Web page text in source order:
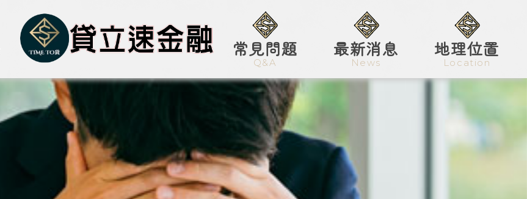
常見問題
Q&A
最新消息
News
地理位置
Location